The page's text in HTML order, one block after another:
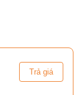
Trả giá